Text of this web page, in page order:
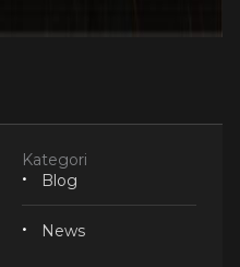
Kategori
Blog
News